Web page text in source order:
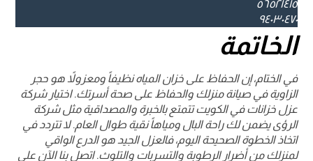
٥٦٥٢١٤١٥
٩٤٠٣٠٤٧٠
الخاتمة
في الختام، إن الحفاظ على خزان المياه نظيفاً ومعزولاً هو حجر
الزاوية في صيانة منزلك والحفاظ على صحة أسرتك. اختيار شركة
عزل خزانات في الكويت تتمتع بالخبرة والمصداقية مثل شركة
الرؤى يضمن لك راحة البال ومياهاً نقية طوال العام. لا تتردد في
اتخاذ الخطوة الصحيحة اليوم، فالعزل الجيد هو الدرع الواقي
لمنزلك من أضرار الرطوبة والتسربات والتلوث. اتصل بنا الآن على